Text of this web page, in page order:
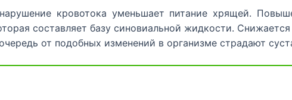
кровотока уменьшает питание хрящей.
составляет базу синовиальной жидкости.
от подобных изменений в организме страдают